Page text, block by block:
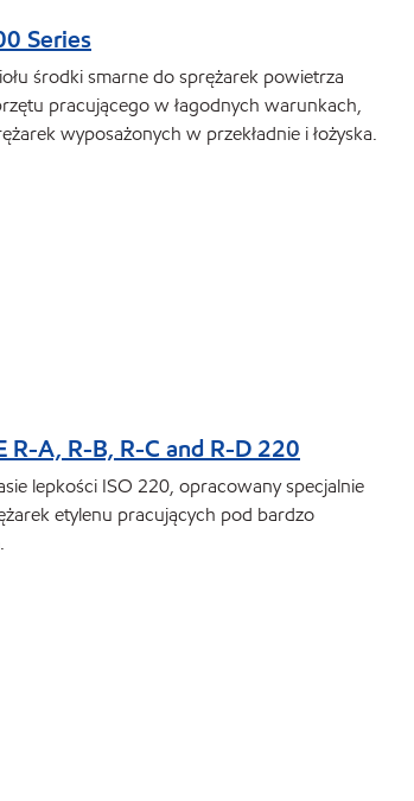
Series
środki smarne do sprężarek powietrza
pracującego w łagodnych warunkach,
wyposażonych w przekładnie i łożyska.
R-A, R-B, R-C and R-D 220
lepkości ISO 220, opracowany specjalnie
etylenu pracujących pod bardzo